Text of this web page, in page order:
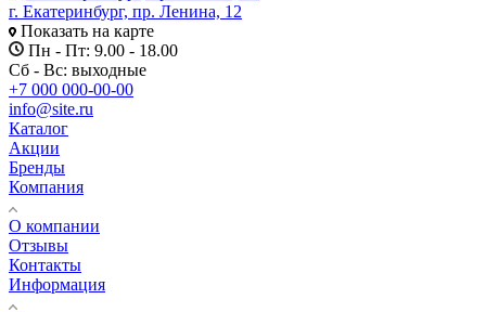
г. Екатеринбург, пр. Ленина, 12
Показать на карте
Пн - Пт: 9.00 - 18.00
Сб - Вс: выходные
+7 000 000-00-00
info@site.ru
Каталог
Акции
Бренды
Компания
О компании
Отзывы
Контакты
Информация